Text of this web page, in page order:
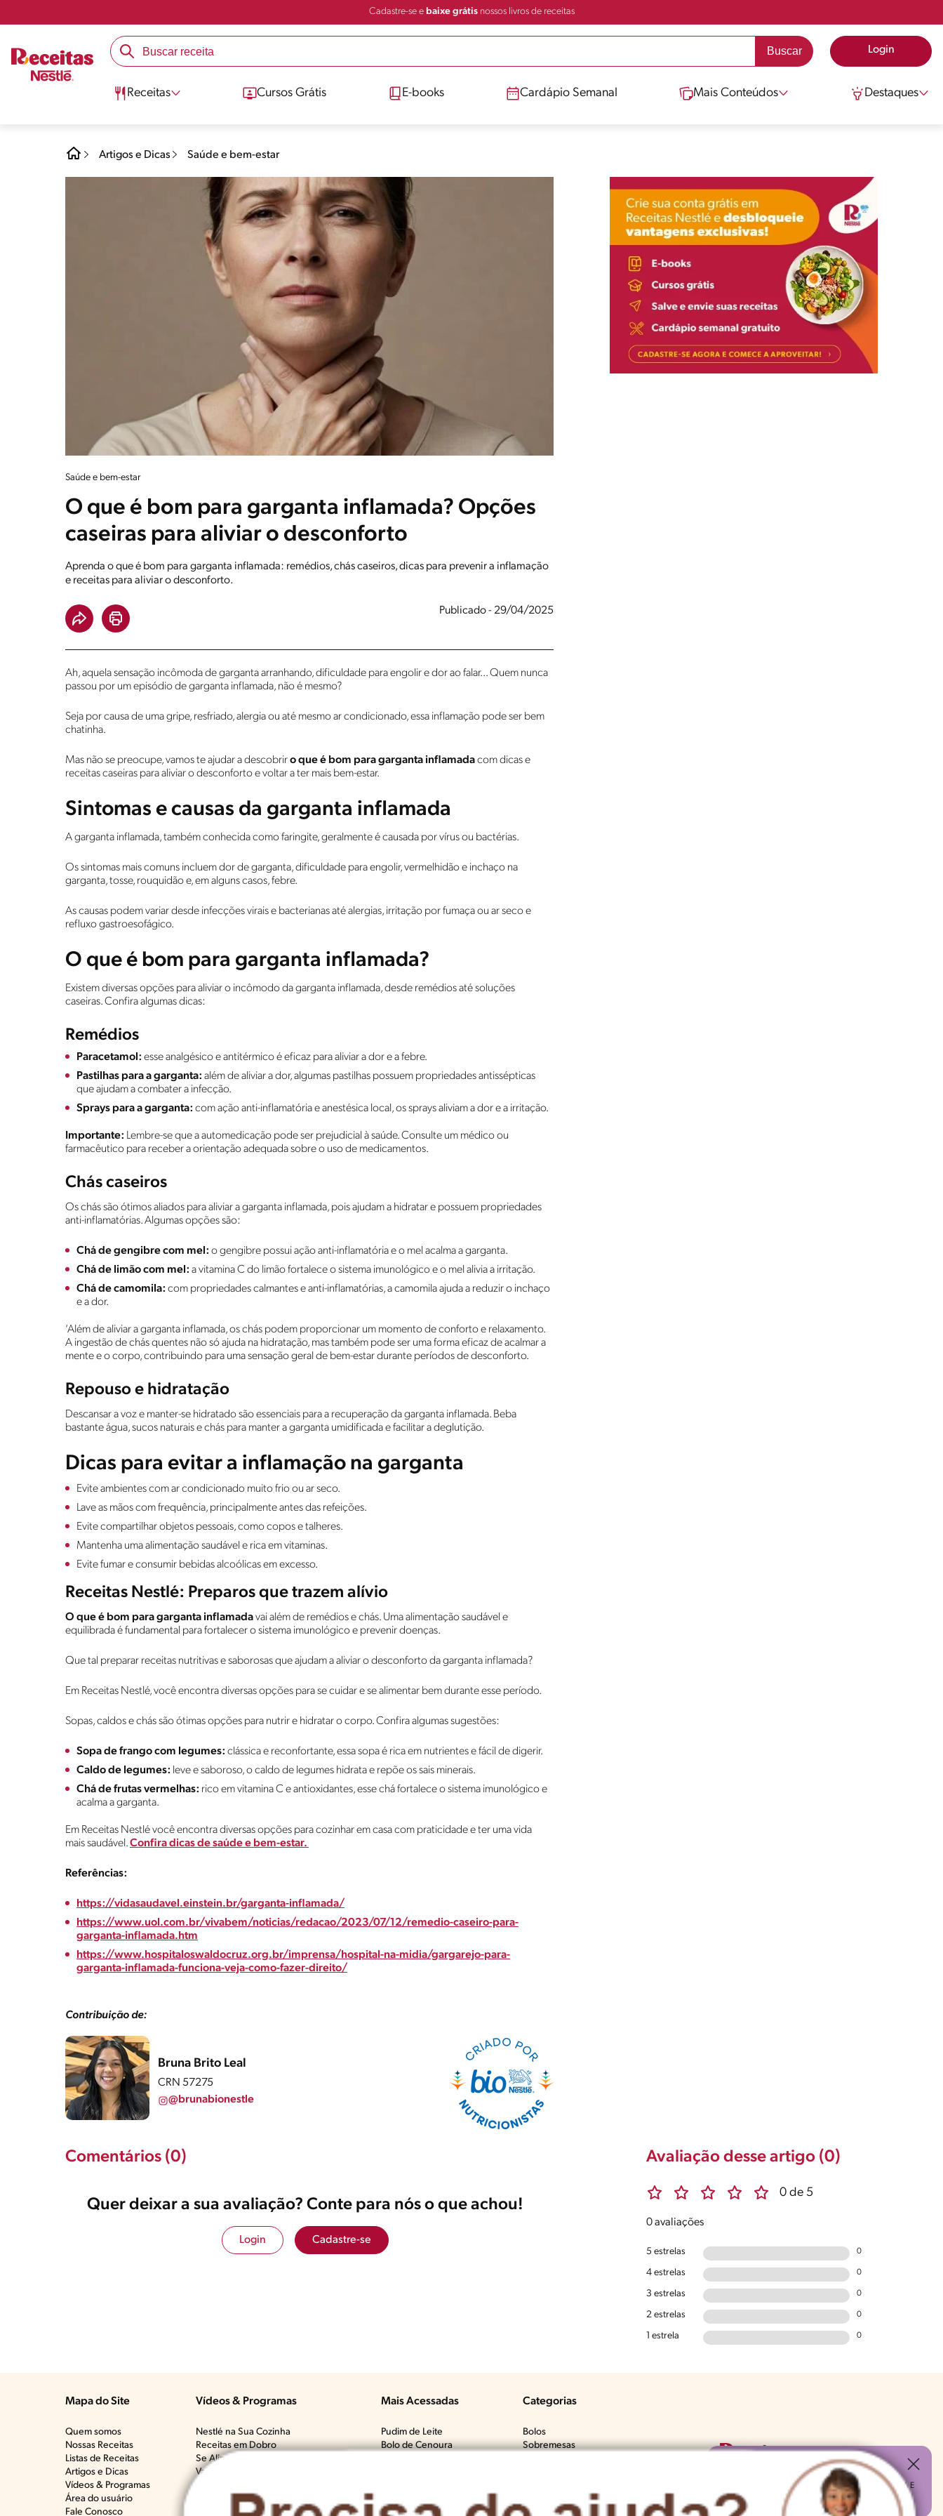
Cadastre-se e baixe grátisnossos livros de receitas
Login
Receitas Cursos Grátis E-books Cardápio Semanal Mais Conteúdos Destaques
Artigos e Dicas Saúde e bem-estar
Saúde e bem-estar
O que é bom para garganta inflamada? Opções
caseiras para aliviar o desconforto
Aprenda o que é bom para garganta inflamada: remédios, chás caseiros, dicas para prevenir a inflamação
e receitas para aliviar o desconforto.
Publicado - 29/04/2025
Ah, aquela sensação incômoda de garganta arranhando, dificuldade para engolir e dor ao falar... Quem nunca
passou por um episódio de garganta inflamada, não é mesmo?
Seja por causa de uma gripe, resfriado, alergia ou até mesmo ar condicionado, essa inflamação pode ser bem
chatinha.
Mas não se preocupe, vamos te ajudar a descobriro que é bom para garganta inflamadacom dicas e
receitas caseiras para aliviar o desconforto e voltar a ter mais bem-estar.
Sintomas e causas da garganta inflamada
A garganta inflamada, também conhecida como faringite, geralmente é causada por vírus ou bactérias.
Os sintomas mais comuns incluem dor de garganta, dificuldade para engolir, vermelhidão e inchaço na
garganta, tosse, rouquidão e, em alguns casos, febre.
As causas podem variar desde infecções virais e bacterianas até alergias, irritação por fumaça ou ar seco e
refluxo gastroesofágico.
O que é bom para garganta inflamada?
Existem diversas opções para aliviar o incômodo da garganta inflamada, desde remédios até soluções
caseiras. Confira algumas dicas:
Remédios
Paracetamol: esse analgésico e antitérmico é eficaz para aliviar a dor e a febre.
Pastilhas para a garganta: além de aliviar a dor, algumas pastilhas possuem propriedades antissépticas
que ajudam a combater a infecção.
Sprays para a garganta: com ação anti-inflamatória e anestésica local, os sprays aliviam a dor e a irritação.
Importante: Lembre-se que a automedicação pode ser prejudicial à saúde. Consulte um médico ou
farmacêutico para receber a orientação adequada sobre o uso de medicamentos.
Chás caseiros
Os chás são ótimos aliados para aliviar a garganta inflamada, pois ajudam a hidratar e possuem propriedades
anti-inflamatórias. Algumas opções são:
Chá de gengibre com mel: o gengibre possui ação anti-inflamatória e o mel acalma a garganta.
Chá de limão com mel: a vitamina C do limão fortalece o sistema imunológico e o mel alivia a irritação.
Chá de camomila: com propriedades calmantes e anti-inflamatórias, a camomila ajuda a reduzir o inchaço
e a dor.
‘Além de aliviar a garganta inflamada, os chás podem proporcionar um momento de conforto e relaxamento.
A ingestão de chás quentes não só ajuda na hidratação, mas também pode ser uma forma eficaz de acalmar a
mente e o corpo, contribuindo para uma sensação geral de bem-estar durante períodos de desconforto.
Repouso e hidratação
Descansar a voz e manter-se hidratado são essenciais para a recuperação da garganta inflamada. Beba
bastante água, sucos naturais e chás para manter a garganta umidificada e facilitar a deglutição.
Dicas para evitar a inflamação na garganta
Evite ambientes com ar condicionado muito frio ou ar seco.
Lave as mãos com frequência, principalmente antes das refeições.
Evite compartilhar objetos pessoais, como copos e talheres.
Mantenha uma alimentação saudável e rica em vitaminas.
Evite fumar e consumir bebidas alcoólicas em excesso.
Receitas Nestlé: Preparos que trazem alívio
O que é bom para garganta inflamadavai além de remédios e chás. Uma alimentação saudável e
equilibrada é fundamental para fortalecer o sistema imunológico e prevenir doenças.
Que tal preparar receitas nutritivas e saborosas que ajudam a aliviar o desconforto da garganta inflamada?
Em Receitas Nestlé, você encontra diversas opções para se cuidar e se alimentar bem durante esse período.
Sopas, caldos e chás são ótimas opções para nutrir e hidratar o corpo. Confira algumas sugestões:
Sopa de frango com legumes: clássica e reconfortante, essa sopa é rica em nutrientes e fácil de digerir.
Caldo de legumes: leve e saboroso, o caldo de legumes hidrata e repõe os sais minerais.
Chá de frutas vermelhas: rico em vitamina C e antioxidantes, esse chá fortalece o sistema imunológico e
acalma a garganta.
Em Receitas Nestlé você encontra diversas opções para cozinhar em casa com praticidade e ter uma vida
mais saudável.Confira dicas de saúde e bem-estar.
Referências:
https://vidasaudavel.einstein.br/garganta-inflamada/
https://www.uol.com.br/vivabem/noticias/redacao/2023/07/12/remedio-caseiro-para-
garganta-inflamada.htm
https://www.hospitaloswaldocruz.org.br/imprensa/hospital-na-midia/gargarejo-para-
garganta-inflamada-funciona-veja-como-fazer-direito/
Contribuição de:
Bruna Brito Leal
CRN 57275
@brunabionestle
Avaliação desse artigo (0)
0 de 5
0 avaliações
5 estrelas 0
4 estrelas 0
3 estrelas 0
2 estrelas 0
1 estrela 0
Comentários (0)
Quer deixar a sua avaliação? Conte para nós o que achou!
Login Cadastre-se
#CHAMANUTRI
CONVERSE COM UMA NUTRICIONISTA E
TIRE AS SUAS DÚVIDAS(É DE GRAÇA!)
Mapa do Site
Quem somos
Nossas Receitas
Listas de Receitas​
Artigos e Dicas​
Vídeos & Programas​
Área do usuário
Fale Conosco
Vídeos & Programas​
Nestlé na Sua Cozinha
Receitas em Dobro
Se Alimentar Bem, Que Mal Tem?​
Vai Bem Com Quê?​
Crianças na Cozinha​
Todos os programas
Mais Acessadas
Pudim de Leite
Bolo de Cenoura
Molho Branco
Categorias
Bolos
Sobremesas
Peixes